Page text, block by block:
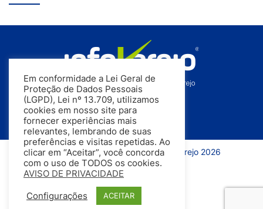
Todos os direitos reservados | InfoVarejo 2026
Em conformidade a Lei Geral de
Proteção de Dados Pessoais
(LGPD), Lei nº 13.709, utilizamos
cookies em nosso site para
fornecer experiências mais
relevantes, lembrando de suas
preferências e visitas repetidas. Ao
clicar em “Aceitar”, você concorda
com o uso de TODOS os cookies.
AVISO DE PRIVACIDADE
Configurações ACEITAR